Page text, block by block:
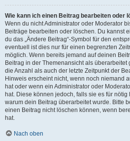
Wie kann ich einen Beitrag bearbeiten oder
Wenn du nicht Administrator oder Moderator
Beiträge bearbeiten oder löschen. Du kannst
du das „Ändere Beitrag“-Symbol für den
eventuell ist dies nur für einen begrenzten
möglich. Wenn bereits jemand auf deinen
Beitrag in der Themenansicht als überarbeitet
die Anzahl als auch der letzte Zeitpunkt der
Hinweis erscheint nicht, wenn noch niemand
hat oder wenn ein Administrator oder
hat. Diese können jedoch, falls sie es für
warum dein Beitrag überarbeitet wurde. Bitte
einen Beitrag nicht löschen können, wenn
hat.
Nach oben